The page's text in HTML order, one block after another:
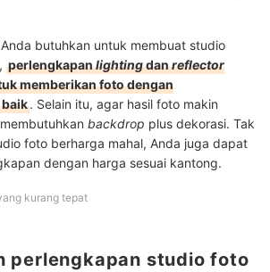
butuhkan untuk membuat studio
perlengkapanlightingdanreflector
memberikan foto dengan
. Selain itu, agar hasil foto makin
backdrop plus dekorasi. Tak
foto berharga mahal, Anda juga dapat
dengan harga sesuai kantong.
kurang tepat
perlengkapan studio foto